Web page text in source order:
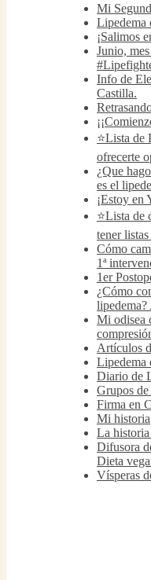
Mi
Lipedema
¡Salimos
Junio,
Info de
Castilla.
⭐Lista de
ofrecerte
¿Que
es el
¡Estoy en
⭐Lista de
tener
Cómo
1ª
1er
¿Cómo
Mi odisea
Artículos
Lipedema
Diario de
Grupos
Firma en
Mi historia
La
Difusora
Dieta
Vísperas